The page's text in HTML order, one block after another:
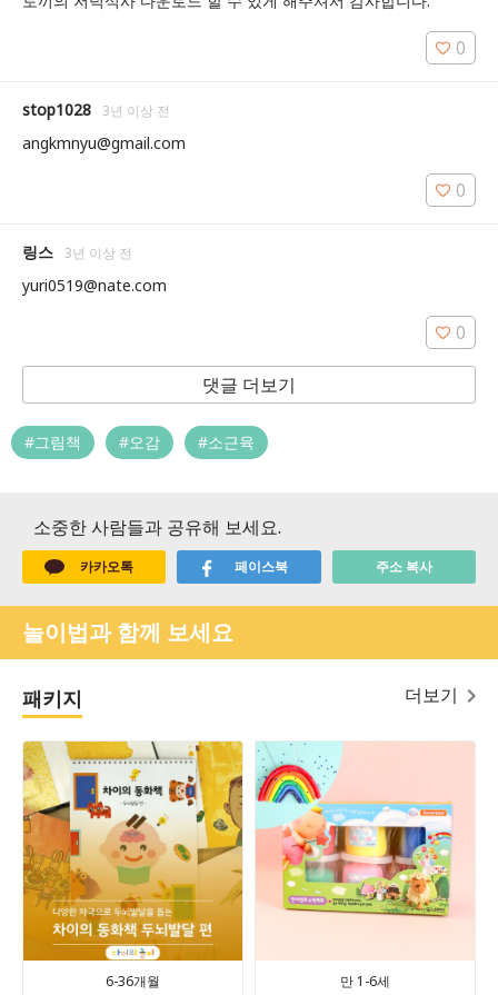
0
stop1028 3년 이상 전
angkmnyu@gmail.com
0
링스 3년 이상 전
yuri0519@nate.com
0
댓글 더보기
#그림책 #오감 #소근육
소중한 사람들과 공유해 보세요.
카카오톡 페이스북 주소 복사
놀이법과 함께 보세요
패키지 더보기
6-36개월 만 1-6세